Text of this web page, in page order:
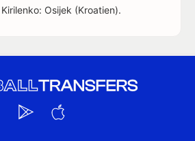
Osijek (Kroatien).